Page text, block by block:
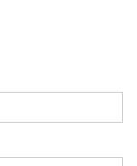
того, что
— голь)Это то, что
не очень Про что
что увидел Кто то
— ну что ж, мне